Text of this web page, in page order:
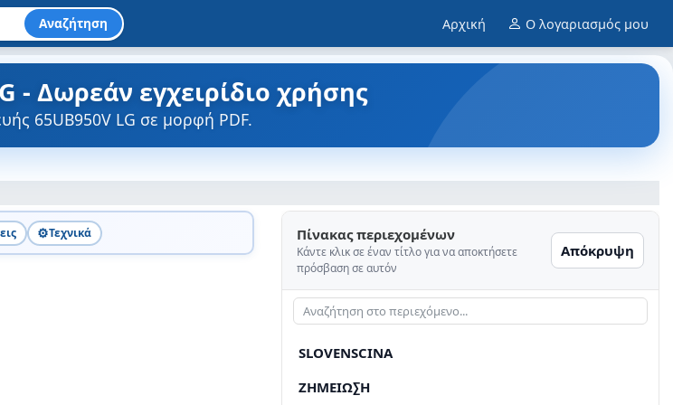
Αναζήτηση Αρχική Ο λογαριασμός μου
- Δωρεάν εγχειρίδιο χρήσης
65UB950V LG σε μορφή PDF.
⚙️Τεχνικά Πίνακας περιεχομένων
Κάντε κλικ σε έναν τίτλο για να αποκτήσετε
πρόσβαση σε αυτόν
Απόκρυψη
SLOVENSCINA
ZHMEIΩ∑H